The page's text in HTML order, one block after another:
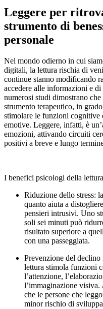
Leggere per
strumento di
personale
Nel mondo odierno in cui
digitali, la lettura rischia di
continue stanno modificando
accedere alle informazioni e
numerosi studi dimostrano
strumento terapeutico, in
stimolare le funzioni cognitive
emotive. Leggere, infatti, è
emozioni, attivando circuiti
positivi a breve e lungo
I benefici psicologi della lettura
Riduzione dello stress:
quanto aiuta a
pensieri intrusivi. Uno
soli sei minuti può
risultato superiore a
con una passeggiata.
Prevenzione del
lettura stimola funzioni
l’attenzione,
l’immaginazione
che le persone che
minor rischio di